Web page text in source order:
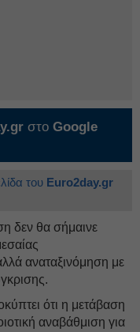
στο Google
του Euro2day.gr
δεν θα σήμαινε
αναταξινόμηση με
ότι η μετάβαση
αναβάθμιση για